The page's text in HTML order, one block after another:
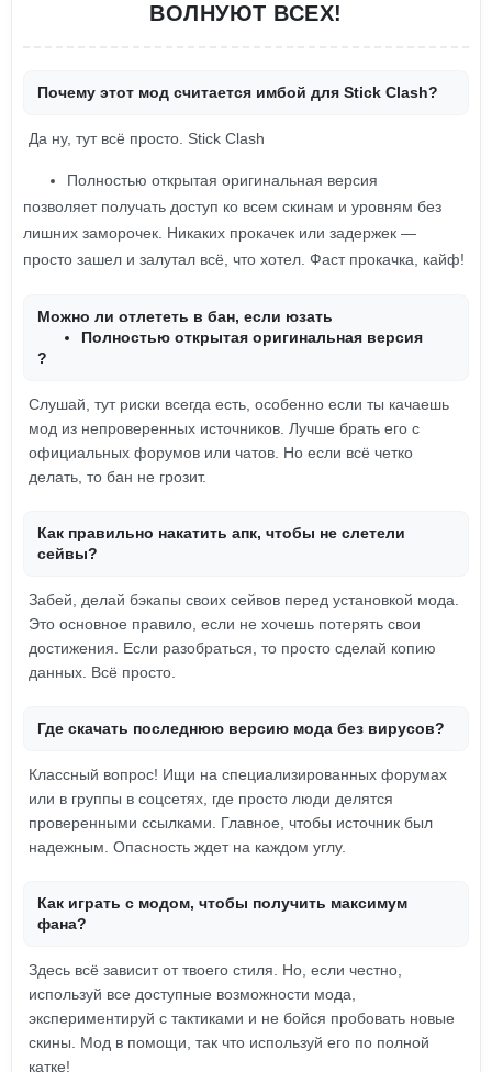
ВОЛНУЮТ ВСЕХ!
Почему этот мод считается имбой для Stick Clash?
Да ну, тут всё просто. Stick Clash
Полностью открытая оригинальная версия
позволяет получать доступ ко всем скинам и уровням без
лишних заморочек. Никаких прокачек или задержек —
просто зашел и залутал всё, что хотел. Фаст прокачка, кайф!
Можно ли отлететь в бан, если юзать
Полностью открытая оригинальная версия
?
Слушай, тут риски всегда есть, особенно если ты качаешь
мод из непроверенных источников. Лучше брать его с
официальных форумов или чатов. Но если всё четко
делать, то бан не грозит.
Как правильно накатить апк, чтобы не слетели
сейвы?
Забей, делай бэкапы своих сейвов перед установкой мода.
Это основное правило, если не хочешь потерять свои
достижения. Если разобраться, то просто сделай копию
данных. Всё просто.
Где скачать последнюю версию мода без вирусов?
Классный вопрос! Ищи на специализированных форумах
или в группы в соцсетях, где просто люди делятся
проверенными ссылками. Главное, чтобы источник был
надежным. Опасность ждет на каждом углу.
Как играть с модом, чтобы получить максимум
фана?
Здесь всё зависит от твоего стиля. Но, если честно,
используй все доступные возможности мода,
экспериментируй с тактиками и не бойся пробовать новые
скины. Мод в помощи, так что используй его по полной
катке!